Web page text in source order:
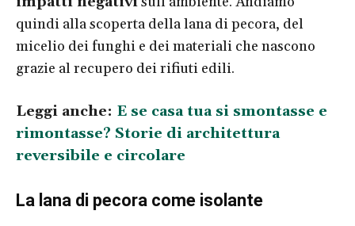
quindi alla scoperta della lana di pecora, del
micelio dei funghi e dei materiali che nascono
grazie al recupero dei rifiuti edili.
Leggi anche: E se casa tua si smontasse e
rimontasse? Storie di architettura
reversibile e circolare
La lana di pecora come isolante